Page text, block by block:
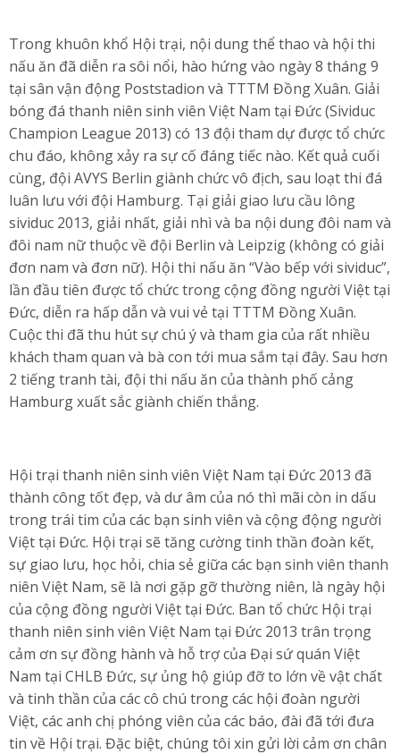
Trong khuôn khổ Hội trại, nội dung thể thao và hội thi
nấu ăn đã diễn ra sôi nổi, hào hứng vào ngày 8 tháng 9
tại sân vận động Poststadion và TTTM Đồng Xuân. Giải
bóng đá thanh niên sinh viên Việt Nam tại Đức (Sividuc
Champion League 2013) có 13 đội tham dự được tổ chức
chu đáo, không xảy ra sự cố đáng tiếc nào. Kết quả cuối
cùng, đội AVYS Berlin giành chức vô địch, sau loạt thi đá
luân lưu với đội Hamburg. Tại giải giao lưu cầu lông
sividuc 2013, giải nhất, giải nhì và ba nội dung đôi nam và
đôi nam nữ thuộc về đội Berlin và Leipzig (không có giải
đơn nam và đơn nữ). Hội thi nấu ăn “Vào bếp với sividuc”,
lần đầu tiên được tổ chức trong cộng đồng người Việt tại
Đức, diễn ra hấp dẫn và vui vẻ tại TTTM Đồng Xuân.
Cuộc thi đã thu hút sự chú ý và tham gia của rất nhiều
khách tham quan và bà con tới mua sắm tại đây. Sau hơn
2 tiếng tranh tài, đội thi nấu ăn của thành phố cảng
Hamburg xuất sắc giành chiến thắng.
Hội trại thanh niên sinh viên Việt Nam tại Đức 2013 đã
thành công tốt đẹp, và dư âm của nó thì mãi còn in dấu
trong trái tim của các bạn sinh viên và cộng động người
Việt tại Đức. Hội trại sẽ tăng cường tinh thần đoàn kết,
sự giao lưu, học hỏi, chia sẻ giữa các bạn sinh viên thanh
niên Việt Nam, sẽ là nơi gặp gỡ thường niên, là ngày hội
của cộng đồng người Việt tại Đức. Ban tổ chức Hội trại
thanh niên sinh viên Việt Nam tại Đức 2013 trân trọng
cảm ơn sự đồng hành và hỗ trợ của Đại sứ quán Việt
Nam tại CHLB Đức, sự ủng hộ giúp đỡ to lớn về vật chất
và tinh thần của các cô chú trong các hội đoàn người
Việt, các anh chị phóng viên của các báo, đài đã tới đưa
tin về Hội trại. Đặc biệt, chúng tôi xin gửi lời cảm ơn chân